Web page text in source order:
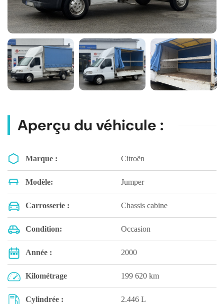
Aperçu du véhicule :
Marque : Citroën
Modèle: Jumper
Carrosserie : Chassis cabine
Condition: Occasion
Année : 2000
Kilométrage 199 620 km
Cylindrée : 2.446 L